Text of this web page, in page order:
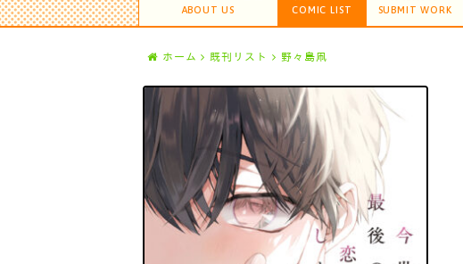
ABOUT US COMIC LIST SUBMIT WORK
ホーム 既刊リスト 野々島凧